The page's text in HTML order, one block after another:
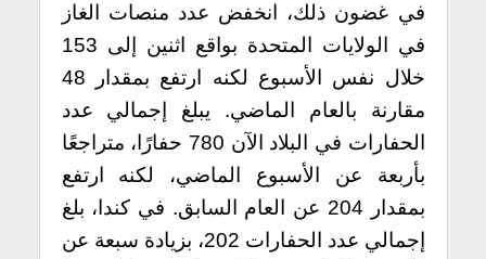
في غضون ذلك، انخفض عدد منصات الغاز
في الولايات المتحدة بواقع اثنين إلى 153
خلال نفس الأسبوع لكنه ارتفع بمقدار 48
مقارنة بالعام الماضي. يبلغ إجمالي عدد
الحفارات في البلاد الآن 780 حفارًا، متراجعًا
بأربعة عن الأسبوع الماضي، لكنه ارتفع
بمقدار 204 عن العام السابق.
في كندا، بلغ
إجمالي عدد الحفارات 202، بزيادة سبعة عن